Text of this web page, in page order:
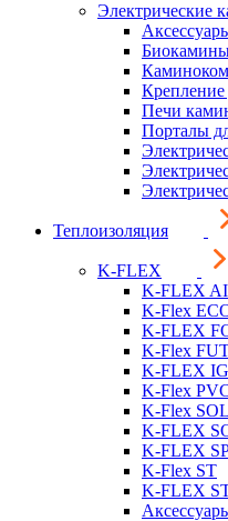
Электрические
Крепление
Печи
Порталы
Теплоизоляция
K-FLEX
K-FLEX
K-Flex
K-FLEX
K-Flex
K-FLEX
K-Flex
K-Flex
K-FLEX
K-FLEX
K-Flex ST
K-FLEX